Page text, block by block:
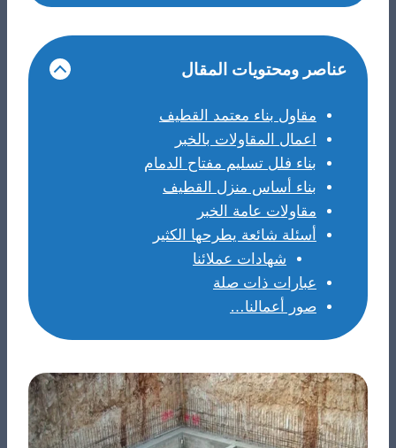
عناصر ومحتويات المقال
مقاول بناء معتمد القطيف
اعمال المقاولات بالخبر
بناء فلل تسليم مفتاح الدمام
بناء أساس منزل القطيف
مقاولات عامة الخبر
أسئلة شائعة يطرحها الكثير
شهادات عملائنا
عبارات ذات صلة
صور أعمالنا…